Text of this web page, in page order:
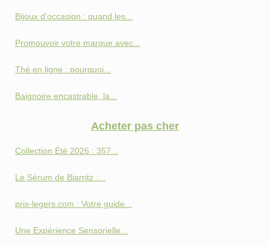
Bijoux d'occasion : quand les...
Promouvoir votre marque avec...
Thé en ligne : pourquoi...
Baignoire encastrable, la...
Acheter pas cher
Collection Été 2026 : 357...
Le Sérum de Biarritz :...
prix-legers.com : Votre guide...
Une Expérience Sensorielle...